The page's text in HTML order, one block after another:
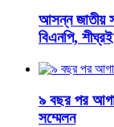
আসন্ন জাতীয়
বিএনপি,
৯ বছর পর
সম্মেলন